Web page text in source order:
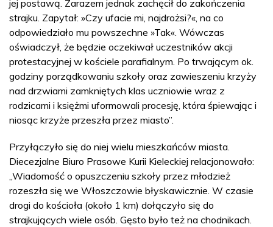
jej postawą. Zarazem jednak zachęcił do zakończenia
strajku. Zapytał: »Czy ufacie mi, najdrożsi?«, na co
odpowiedziało mu powszechne »Tak«. Wówczas
oświadczył, że będzie oczekiwał uczestników akcji
protestacyjnej w kościele parafialnym. Po trwającym ok.
godziny porządkowaniu szkoły oraz zawieszeniu krzyży
nad drzwiami zamkniętych klas uczniowie wraz z
rodzicami i księżmi uformowali procesję, która śpiewając i
niosąc krzyże przeszła przez miasto”.
Przyłączyło się do niej wielu mieszkańców miasta.
Diecezjalne Biuro Prasowe Kurii Kieleckiej relacjonowało:
„Wiadomość o opuszczeniu szkoły przez młodzież
rozeszła się we Włoszczowie błyskawicznie. W czasie
drogi do kościoła (około 1 km) dołączyło się do
strajkujących wiele osób. Gęsto było też na chodnikach.